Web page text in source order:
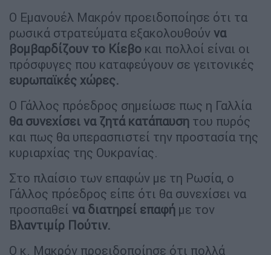
Ο Εμανουέλ Μακρόν προειδοποίησε ότι τα
ρωσικά στρατεύματα εξακολουθούν να
βομβαρδίζουν το Κίεβο και πολλοί είναι οι
πρόσφυγες που καταφεύγουν σε γειτονικές
ευρωπαϊκές χώρες.
Ο Γάλλος πρόεδρος σημείωσε πως η Γαλλία
θα συνεχίσει να ζητά κατάπαυση του πυρός
και πως θα υπερασπιστεί την προστασία της
κυριαρχίας της Ουκρανίας.
Στο πλαίσιο των επαφών με τη Ρωσία, ο
Γάλλος πρόεδρος είπε ότι θα συνεχίσει να
προσπαθεί να διατηρεί επαφή με τον
Βλαντιμίρ Πούτιν.
Ο κ. Μακρόν προειδοποίησε ότι πολλά